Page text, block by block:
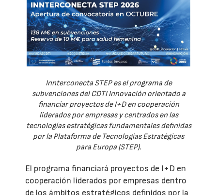
Innterconecta STEP es el programa de
subvenciones del CDTI Innovación orientado a
financiar proyectos de I+D en cooperación
liderados por empresas y centrados en las
tecnologías estratégicas fundamentales definidas
por la Plataforma de Tecnologías Estratégicas
para Europa (STEP).
El programa financiará proyectos de I+D en
cooperación liderados por empresas dentro
de los ámbitos estratégicos definidos por la